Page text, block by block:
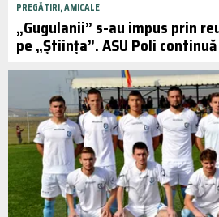
PREGĂTIRI, AMICALE
„Gugulanii” s-au impus prin
pe „Știința”. ASU Poli